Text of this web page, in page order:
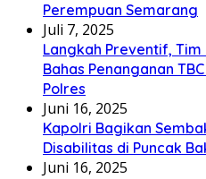
Perempuan Semarang
Juli 7, 2025
Langkah Preventif,
Bahas Penanganan
Polres
Juni 16, 2025
Kapolri Bagikan
Disabilitas di Puncak
Juni 16, 2025